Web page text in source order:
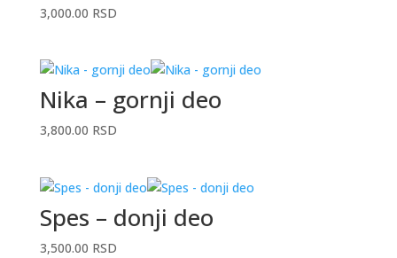
3,000.00 RSD
Nika – gornji deo
3,800.00 RSD
Spes – donji deo
3,500.00 RSD